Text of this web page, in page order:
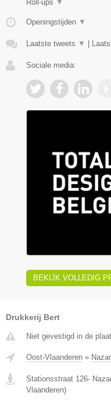
Roll-ups ▼
Openingstijden ▼
Laatste tweets ▼ |
Sociale media:
BEKIJK VOLLEDIG
Drukkerij Bert
Niet gevestigd in de
Oost-Vlaanderen »
Stationsstraat 126-
Vlaanderen)